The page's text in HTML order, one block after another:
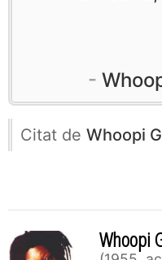
Citat de Whoopi
Whoopi